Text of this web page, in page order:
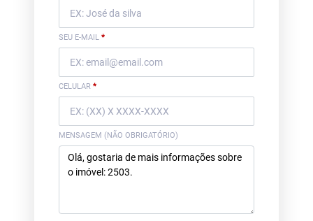
SEU E-MAIL *
CELULAR *
MENSAGEM (NÃO OBRIGATÓRIO)